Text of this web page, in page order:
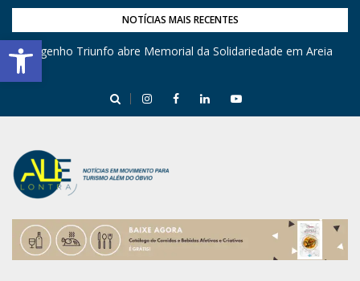
Barra de Ferramentas Aberta
NOTÍCIAS MAIS RECENTES
Engenho Triunfo abre Memorial da Solidariedade em Areia